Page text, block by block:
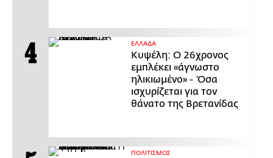
ΕΛΛΑΔΑ
Κυψέλη: Ο 26χρονος
εμπλέκει «άγνωστο
ηλικιωμένο» - Όσα
ισχυρίζεται για τον
θάνατο της Βρετανίδας
ΠΟΛΙΤΙΣΜΟΣ